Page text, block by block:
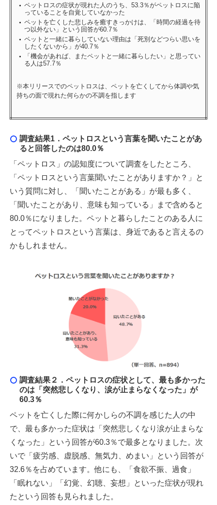
ペットロスの症状が現れた人のうち、53.3％がペットロスに陥
っていることを自覚していなかった
ペットを亡くした悲しみを癒すきっかけは、「時間の経過を待
つ以外ない」という回答が60.7％
ペットと一緒に暮らしていない理由は「死別などつらい思いを
したくないから」が40.7％
「機会があれば、またペットと一緒に暮らしたい」と思ってい
る人は57.7％
※本リリースでのペットロスは、ペットを亡くしてから体調や気
持ちの面で現れた何らかの不調を指します
調査結果1．ペットロスという言葉を聞いたことがあ
ると回答したのは80.0％
「ペットロス」の認知度について調査をしたところ、
「ペットロスという言葉聞いたことがありますか？」と
いう質問に対し、「聞いたことがある」が最も多く、
「聞いたことがあり、意味も知っている」まで含めると
80.0％になりました。ペットと暮らしたことのある人に
とってペットロスという言葉は、身近であると言えるの
かもしれません。
調査結果２．ペットロスの症状として、最も多かった
のは「突然悲しくなり、涙が止まらなくなった」が
60.3％
ペットを亡くした際に何かしらの不調を感じた人の中
で、最も多かった症状は「突然悲しくなり涙が止まらな
くなった」という回答が60.3％で最多となりました。次
いで「疲労感、虚脱感、無気力、めまい」という回答が
32.6％を占めています。他にも、「食欲不振、過食」
「眠れない」「幻覚、幻聴、妄想」といった症状が現れ
たという回答も見られました。